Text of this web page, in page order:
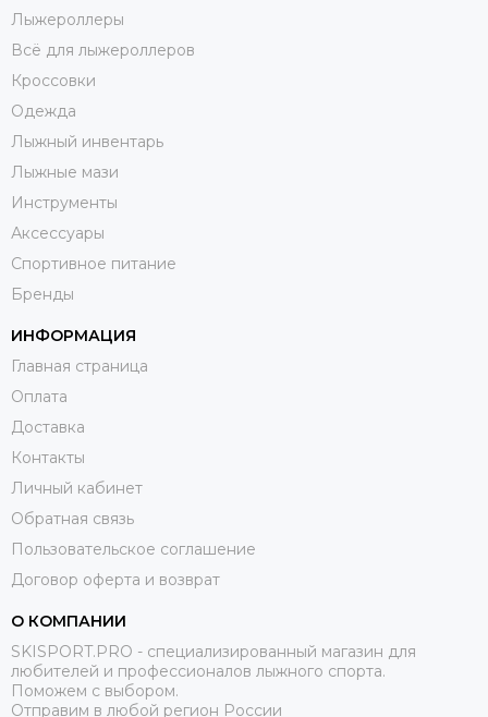
Лыжероллеры
Всё для лыжероллеров
Кроссовки
Одежда
Лыжный инвентарь
Лыжные мази
Инструменты
Аксессуары
Спортивное питание
Бренды
ИНФОРМАЦИЯ
Главная страница
Оплата
Доставка
Контакты
Личный кабинет
Обратная связь
Пользовательское соглашение
Договор оферта и возврат
О КОМПАНИИ
SKISPORT.PRO - специализированный магазин для
любителей и профессионалов лыжного спорта.
Поможем с выбором.
Отправим в любой регион России